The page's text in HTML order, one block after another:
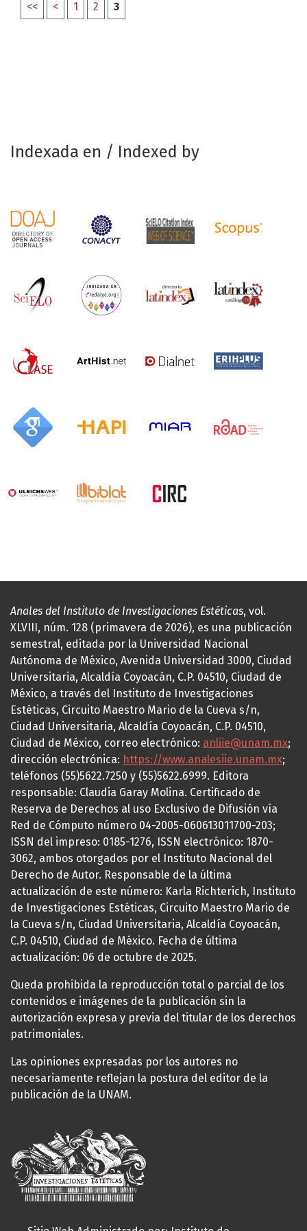
<< < 1 2 3
Indexada en / Indexed by
Anales del Instituto de Investigaciones Estéticas, vol.
XLVIII, núm. 128 (primavera de 2026), es una publicación
semestral, editada por la Universidad Nacional
Autónoma de México, Avenida Universidad 3000, Ciudad
Universitaria, Alcaldía Coyoacán, C.P. 04510, Ciudad de
México, a través del Instituto de Investigaciones
Estéticas, Circuito Maestro Mario de la Cueva s/n,
Ciudad Universitaria, Alcaldía Coyoacán, C.P. 04510,
Ciudad de México, correo electrónico: anliie@unam.mx;
dirección electrónica: https://www.analesiie.unam.mx;
teléfonos (55)5622.7250 y (55)5622.6999. Editora
responsable: Claudia Garay Molina. Certificado de
Reserva de Derechos al uso Exclusivo de Difusión vía
Red de Cómputo número 04-2005-060613011700-203;
ISSN del impreso: 0185-1276, ISSN electrónico: 1870-
3062, ambos otorgados por el Instituto Nacional del
Derecho de Autor. Responsable de la última
actualización de este número: Karla Richterich, Instituto
de Investigaciones Estéticas, Circuito Maestro Mario de
la Cueva s/n, Ciudad Universitaria, Alcaldía Coyoacán,
C.P. 04510, Ciudad de México. Fecha de última
actualización: 06 de octubre de 2025.
Queda prohibida la reproducción total o parcial de los
contenidos e imágenes de la publicación sin la
autorización expresa y previa del titular de los derechos
patrimoniales.
Las opiniones expresadas por los autores no
necesariamente reflejan la postura del editor de la
publicación de la UNAM.